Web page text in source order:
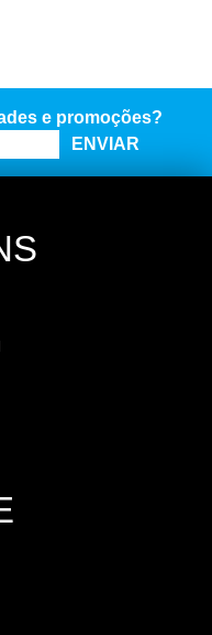
e promoções?